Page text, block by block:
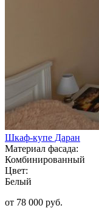
Шкаф-купе Даран
Материал фасада:
Комбинированный
Цвет:
Белый
от 78 000 руб.